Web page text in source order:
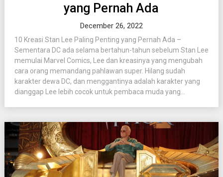
yang Pernah Ada
December 26, 2022
10 Kreasi Stan Lee Paling Penting yang Pernah Ada –
Sementara DC ada selama bertahun-tahun sebelum Stan Lee
memulai Marvel Comics, Lee dan kreasinya yang mengubah
cara orang memandang pahlawan super. Hilang sudah
karakter dewa DC, dan menggantinya adalah karakter yang
dianggap Lee lebih cocok untuk pembaca muda yang...